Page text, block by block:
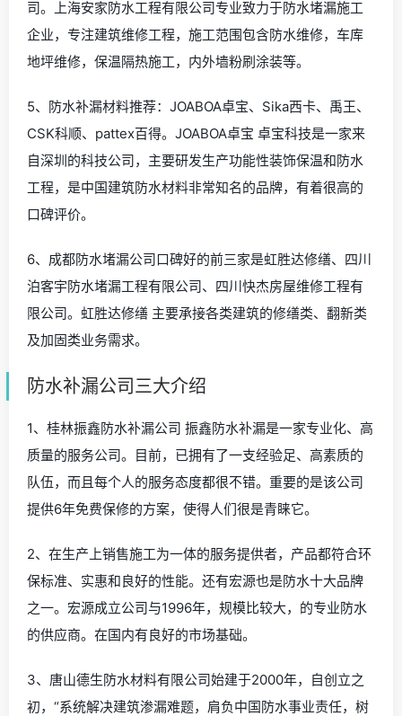
司。上海安家防水工程有限公司专业致力于防水堵漏施工
企业，专注建筑维修工程，施工范围包含防水维修，车库
地坪维修，保温隔热施工，内外墙粉刷涂装等。
5、防水补漏材料推荐：JOABOA卓宝、Sika西卡、禹王、
CSK科顺、pattex百得。JOABOA卓宝 卓宝科技是一家来
自深圳的科技公司，主要研发生产功能性装饰保温和防水
工程，是中国建筑防水材料非常知名的品牌，有着很高的
口碑评价。
6、成都防水堵漏公司口碑好的前三家是虹胜达修缮、四川
泊客宇防水堵漏工程有限公司、四川快杰房屋维修工程有
限公司。虹胜达修缮 主要承接各类建筑的修缮类、翻新类
及加固类业务需求。
防水补漏公司三大介绍
1、桂林振鑫防水补漏公司 振鑫防水补漏是一家专业化、高
质量的服务公司。目前，已拥有了一支经验足、高素质的
队伍，而且每个人的服务态度都很不错。重要的是该公司
提供6年免费保修的方案，使得人们很是青睐它。
2、在生产上销售施工为一体的服务提供者，产品都符合环
保标准、实惠和良好的性能。还有宏源也是防水十大品牌
之一。宏源成立公司与1996年，规模比较大，的专业防水
的供应商。在国内有良好的市场基础。
3、唐山德生防水材料有限公司始建于2000年，自创立之
初，“系统解决建筑渗漏难题，肩负中国防水事业责任，树